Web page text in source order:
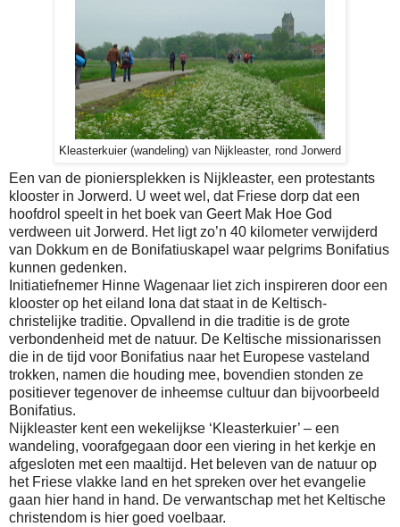
Kleasterkuier (wandeling) van Nijkleaster, rond Jorwerd
Een van de pioniersplekken is Nijkleaster, een protestants
klooster in Jorwerd. U weet wel, dat Friese dorp dat een
hoofdrol speelt in het boek van Geert Mak Hoe God
verdween uit Jorwerd. Het ligt zo’n 40 kilometer verwijderd
van Dokkum en de Bonifatiuskapel waar pelgrims Bonifatius
kunnen gedenken.
Initiatiefnemer Hinne Wagenaar liet zich inspireren door een
klooster op het eiland Iona dat staat in de Keltisch-
christelijke traditie. Opvallend in die traditie is de grote
verbondenheid met de natuur. De Keltische missionarissen
die in de tijd voor Bonifatius naar het Europese vasteland
trokken, namen die houding mee, bovendien stonden ze
positiever tegenover de inheemse cultuur dan bijvoorbeeld
Bonifatius.
Nijkleaster kent een wekelijkse ‘Kleasterkuier’ – een
wandeling, voorafgegaan door een viering in het kerkje en
afgesloten met een maaltijd. Het beleven van de natuur op
het Friese vlakke land en het spreken over het evangelie
gaan hier hand in hand. De verwantschap met het Keltische
christendom is hier goed voelbaar.